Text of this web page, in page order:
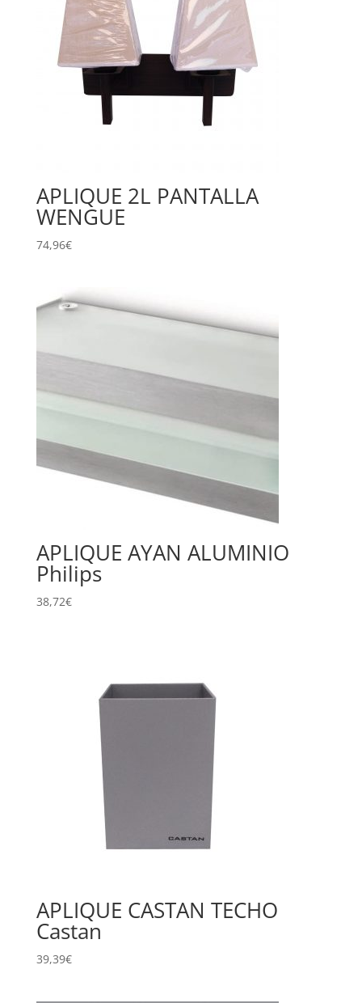
APLIQUE 2L PANTALLA
WENGUE
74,96€
APLIQUE AYAN ALUMINIO
Philips
38,72€
APLIQUE CASTAN TECHO
Castan
39,39€